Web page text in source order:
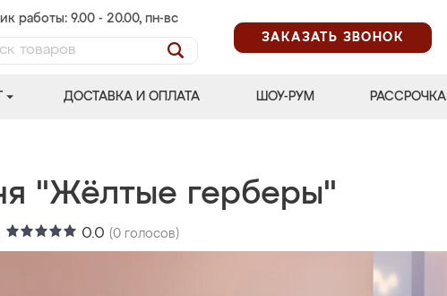
работы: 9.00 - 20.00, пн-вс
ЗАКАЗАТЬ ЗВОНОК
ДОСТАВКА И ОПЛАТА ШОУ-РУМ РАССРОЧКА
"Жёлтые герберы"
0.0 (0 голосов)